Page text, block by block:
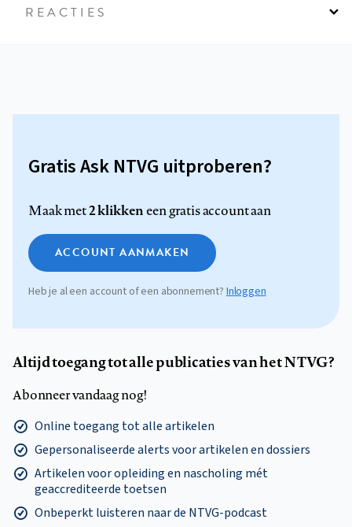
REACTIES
Gratis Ask NTVG uitproberen?
Maak met2 klikkeneen gratis account aan
ACCOUNT AANMAKEN
Heb je al een account of een abonnement?Inloggen
Altijd toegang tot alle publicaties van het NTVG?
Abonneer vandaag nog!
Online toegang tot alle artikelen
Gepersonaliseerde alerts voor artikelen en dossiers
Artikelen voor opleiding en nascholing mét
geaccrediteerde toetsen
Onbeperkt luisteren naar de NTVG-podcast